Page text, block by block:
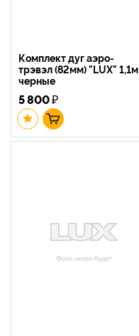
Комплект дуг аэро-
трэвэл (82мм) "LUX" 1,1м
черные
5 800₽